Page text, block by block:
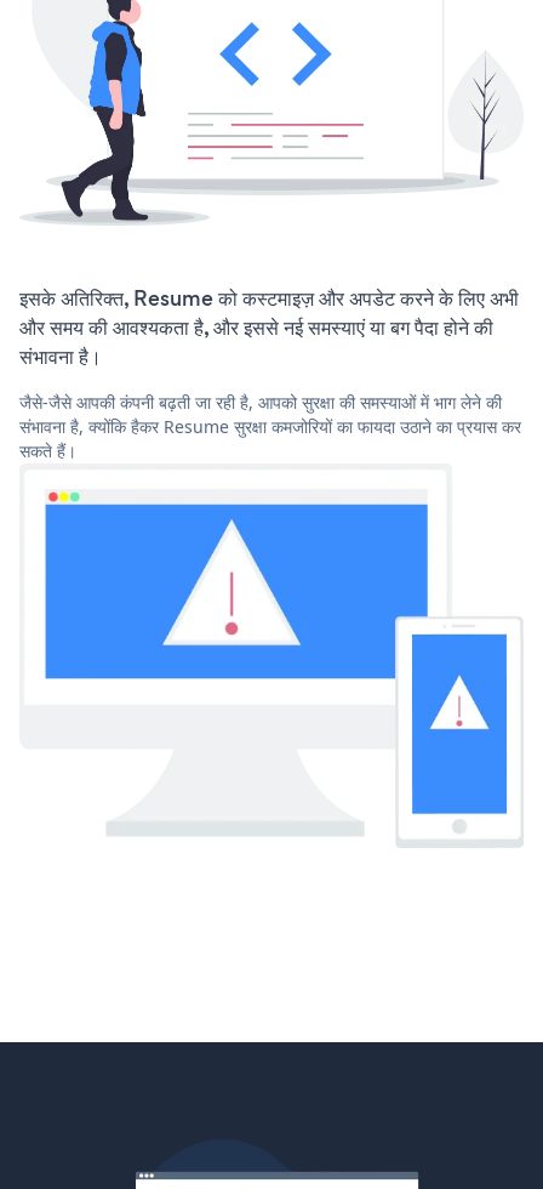
इसके अतिरिक्त, Resume को कस्टमाइज़ और अपडेट करने के लिए अभी
और समय की आवश्यकता है, और इससे नई समस्याएं या बग पैदा होने की
संभावना है।
जैसे-जैसे आपकी कंपनी बढ़ती जा रही है, आपको सुरक्षा की समस्याओं में भाग लेने की
संभावना है, क्योंकि हैकर Resume सुरक्षा कमजोरियों का फायदा उठाने का प्रयास कर
सकते हैं।